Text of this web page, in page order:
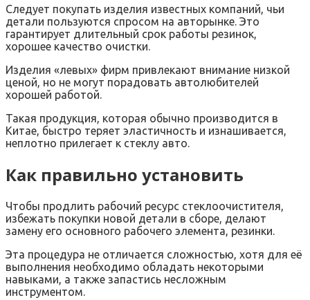
Следует покупать изделия известных компаний, чьи
детали пользуются спросом на авторынке. Это
гарантирует длительный срок работы резинок,
хорошее качество очистки.
Изделия «левых» фирм привлекают внимание низкой
ценой, но не могут порадовать автолюбителей
хорошей работой.
Такая продукция, которая обычно производится в
Китае, быстро теряет эластичность и изнашивается,
неплотно прилегает к стеклу авто.
Как правильно установить
Чтобы продлить рабочий ресурс стеклоочистителя,
избежать покупки новой детали в сборе, делают
замену его основного рабочего элемента, резинки.
Эта процедура не отличается сложностью, хотя для её
выполнения необходимо обладать некоторыми
навыками, а также запастись несложным
инструментом.